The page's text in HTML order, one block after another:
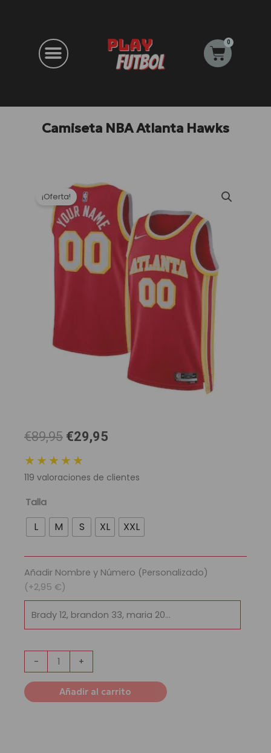
0
Carrito
Camiseta NBA Atlanta Hawks
¡Oferta!
€89,95 El
original
era:
€29,95
es:
★★★★★
119 valoraciones de clientes
Talla
L M S XL XXL
Añadir Nombre y Número (Personalizado)
(+2,95 €)
-
Camiseta
NBA
Atlanta
cantidad
+
Añadir al carrito